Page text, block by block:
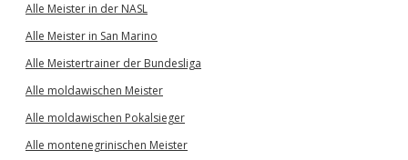
Alle Meister in der NASL
Alle Meister in San Marino
Alle Meistertrainer der Bundesliga
Alle moldawischen Meister
Alle moldawischen Pokalsieger
Alle montenegrinischen Meister